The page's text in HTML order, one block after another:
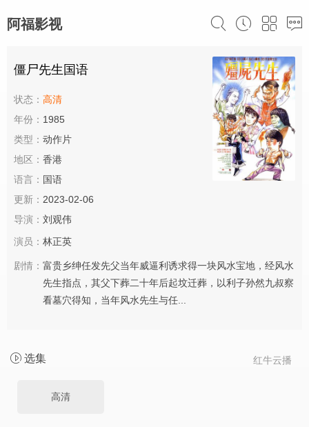
阿福影视
僵尸先生国语
状态： 高清
年份： 1985
类型： 动作片
地区： 香港
语言： 国语
更新： 2023-02-06
导演： 刘观伟
演员： 林正英
剧情： 富贵乡绅任发先父当年威逼利诱求得一块风水宝地，经风水
先生指点，其父下葬二十年后起坟迁葬，以利子孙然九叔察
看墓穴得知，当年风水先生与任...
红牛云播
选集
高清